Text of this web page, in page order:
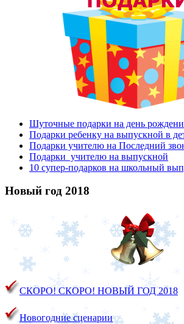
Шуточные подарки на день
Подарки ребенку на выпускной в
Подарки учителю на Последний
Подарки учителю на выпускной
10 супер-подарков на школьный
Новый год 2018
СКОРО! СКОРО! НОВЫЙ ГОД 2018
Новогодние сценарии